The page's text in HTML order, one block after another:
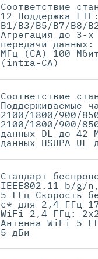
Соответствие
12 Поддержка
B1/B3/B5/B7/B8/
Aгрегация до 3-х
передачи
МГц (CA) 100
(intra-CA)
Соответствие
Поддерживаемые
2100/1800/900/
2100/1800/900/
данных DL до 42
данных HSUPA
Стандарт
IEEE802.11 b/g/
5 ГГц Скорость
с* для 2,4 ГГц
WiFi 2,4 ГГц: 2x2
Антенна WiFi 5
5 дБи